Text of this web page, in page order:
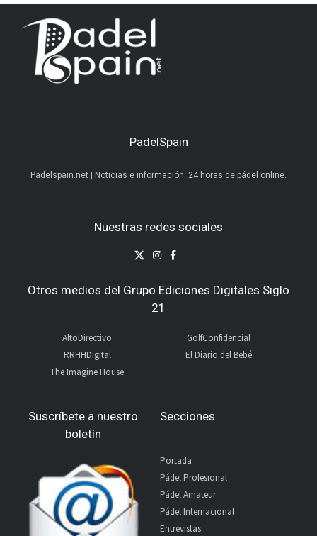
PadelSpain
Padelspain.net | Noticias e información. 24 horas de pádel online.
Nuestras redes sociales
Otros medios del Grupo Ediciones Digitales Siglo
21
AltoDirectivo
RRHHDigital
The Imagine House
GolfConfidencial
El Diario del Bebé
Suscríbete a nuestro
boletín
Secciones
Portada
Pádel Profesional
Pádel Amateur
Pádel Internacional
Entrevistas